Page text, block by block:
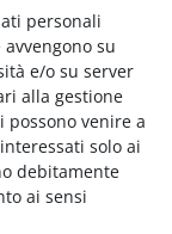
personali
su
e/o su server
alla gestione
venire a
solo ai
debitamente
ai sensi